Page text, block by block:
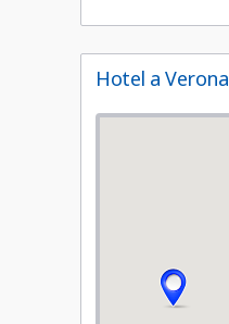
Hotel a Verona